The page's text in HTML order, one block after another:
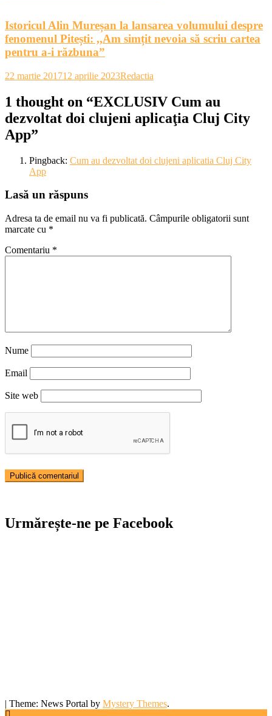
Istoricul Alin Mureșan la lansarea volumului despre
fenomenul Pitești: ,,Am simțit nevoia să scriu cartea
pentru a-i răzbuna”
22 martie 201712 aprilie 2023Redactia
1 thought on “EXCLUSIV Cum au
dezvoltat doi clujeni aplicaţia Cluj City
App”
Pingback: Cum au dezvoltat doi clujeni aplicatia Cluj City
App
Lasă un răspuns
Adresa ta de email nu va fi publicată. Câmpurile obligatorii sunt
marcate cu *
Comentariu *
Nume
Email
Site web
Urmărește-ne pe Facebook
| Theme: News Portal by Mystery Themes.